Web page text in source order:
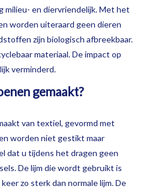
milieu- en diervriendelijk. Met het
worden uiteraard geen dieren
zijn biologisch afbreekbaar.
materiaal. De impact op
verminderd.
gemaakt?
van textiel, gevormd met
worden niet gestikt maar
dat u tijdens het dragen geen
De lijm die wordt gebruikt is
zo sterk dan normale lijm. De